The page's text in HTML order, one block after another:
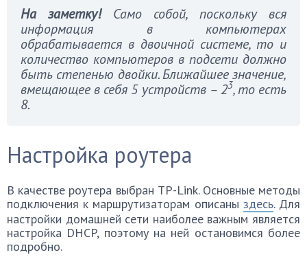
На заметку!Само собой, поскольку вся
информация в компьютерах
обрабатывается в двоичной системе, то и
количество компьютеров в подсети должно
быть степенью двойки. Ближайшее значение,
вмещающее в себя 5 устройств – 23, то есть
8.
Настройка роутера
В качестве роутера выбран TP-Link. Основные методы
подключения к маршрутизаторам описаны здесь. Для
настройки домашней сети наиболее важным является
настройка DHCP, поэтому на ней остановимся более
подробно.